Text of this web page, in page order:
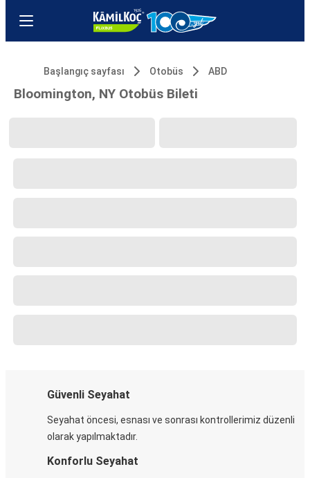
Başlangıç sayfası Otobüs ABD
Bloomington, NY Otobüs Bileti
Güvenli Seyahat
Seyahat öncesi, esnası ve sonrası kontrollerimiz düzenli
olarak yapılmaktadır.
Konforlu Seyahat